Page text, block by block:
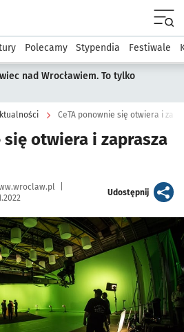
podserwis: Kultura
Polecamy Stypendia Festiwale
nad Wrocławiem. To tylko
CeTA ponownie się otwiera i
się otwiera i zaprasza
Udostępnijartykuł